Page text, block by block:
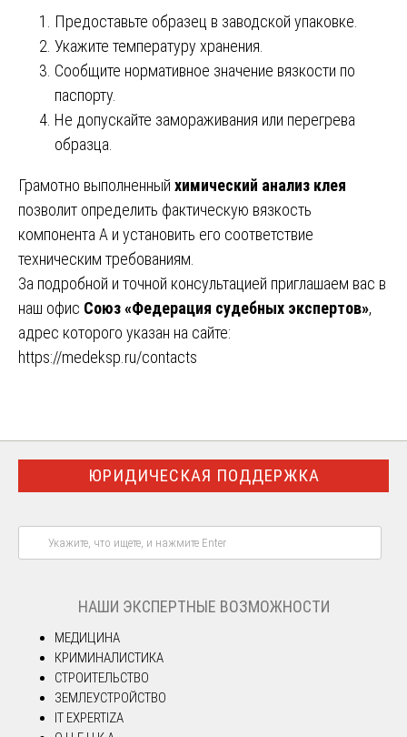
Предоставьте образец в заводской упаковке.
Укажите температуру хранения.
Сообщите нормативное значение вязкости по
паспорту.
Не допускайте замораживания или перегрева
образца.
Грамотно выполненный химический анализ клея
позволит определить фактическую вязкость
компонента А и установить его соответствие
техническим требованиям.
За подробной и точной консультацией приглашаем вас в
наш офис Союз «Федерация судебных экспертов»,
адрес которого указан на сайте:
https://medeksp.ru/contacts
ЮРИДИЧЕСКАЯ ПОДДЕРЖКА
НАШИ ЭКСПЕРТНЫЕ ВОЗМОЖНОСТИ
МЕДИЦИНА
КРИМИНАЛИСТИКА
СТРОИТЕЛЬСТВО
ЗЕМЛЕУСТРОЙСТВО
IT EXPERTIZA